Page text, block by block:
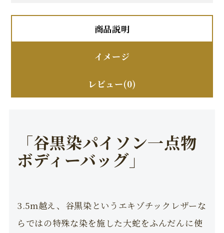
商品説明
イメージ
レビュー(0)
「谷黒染パイソン一点物
ボディーバッグ」
3.5m越え、谷黒染というエキゾチックレザーな
らではの特殊な染を施した大蛇をふんだんに使